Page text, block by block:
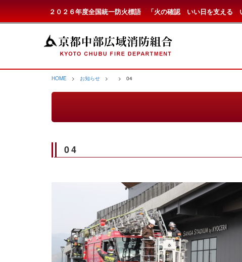
２０２６年度全国統一防火標語 「火の確認 いい日を支える
HOME > お知らせ > > 04
04